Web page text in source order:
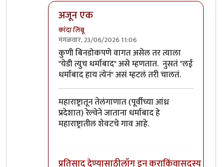
अजून एक
कांदा लिंबू
मंगळवार, 23/06/2026 11:06
In reply toमु. पो. जगाची परभणी. अरे वा!…
कुणी बिनडोकपणे वागत असेल तर त्याला
"येडी त्युच धर्माबाद" असे म्हणतात. नुसतं "लई
धर्माबाद हाय त्येनं" असं म्हटलं तरी चालतं.
महाराष्ट्रातून तेलंगाणात (पूर्वीच्या आंध्र
प्रदेशात) रेल्वेने जाताना धर्माबाद हे
महाराष्ट्रातील शेवटचे गाव आहे.
प्रतिसाद देण्यासाठीलॉग इन कराकिंवासदस्य व्हा